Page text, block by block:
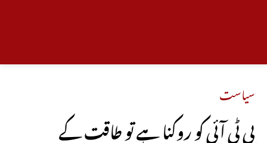
سیاست
پی ٹی آئی کو روکنا ہے تو طاقت کے